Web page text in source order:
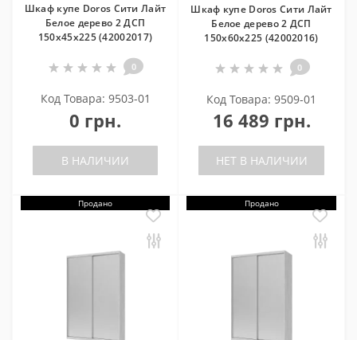
Шкаф купе Doros Сити Лайт
Белое дерево 2 ДСП
150х45х225 (42002017)
0
Код Товара: 9503-01
0 грн.
В НАЛИЧИИ
Шкаф купе Doros Сити Лайт
Белое дерево 2 ДСП
150х60х225 (42002016)
0
Код Товара: 9509-01
16 489 грн.
НЕТ В НАЛИЧИИ
Продано Продано